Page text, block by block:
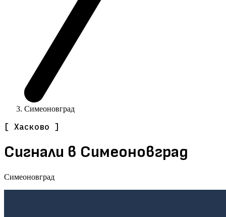
Симеоновград
[ Хасково ]
Сигнали в Симеоновград
Симеоновград